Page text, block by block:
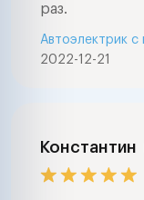
раз.
2022-12-21
Автоэлектрик с
Константин